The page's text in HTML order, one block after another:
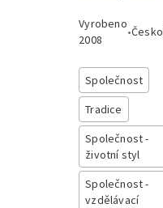
Vyrobeno
2008
•Česko
Společnost
Tradice
Společnost -
životní styl
Společnost -
vzdělávací